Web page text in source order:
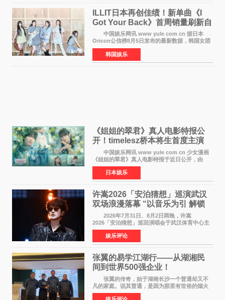
ILLIT日本再创佳绩！新单曲《I
Got Your Back》首周销量刷新自
身纪录
中国娱乐网讯 www yule com cn 据日本
Oricon公信榜8月5日发布的最新数据，韩国女团
ILLIT在日本发行的第二张单曲《I Got Your
Back》首周销量达到71,009张，成功跻身最新一
期周单曲排行
韩国娱乐
《姐姐的翠君》真人电影特报公
开！timelesz桥本将生首度主演
12月4日上映
中国娱乐网讯 www yule com cn 少女漫画
《姐姐的翠君》真人电影特报于近日公开，由
timelesz成员桥本将生担任主演，这也是他首次
担任电影主演，引发高度关注。 女高中生咲
苗翠（中岛瑠菜
日本娱乐
许嵩2026「安泊猜想」巡演武汉
双场浪漫落幕 “以音乐为引 解锁
江城记忆”
2026年7月31日、8月2日两晚，许嵩
2026「安泊猜想」巡回演唱会于武汉体育中心主
体育场盛大开唱。许嵩与数万歌迷在此相聚，从
浪漫惬意的舞台设计到充满诚意与惊喜的现场互
动，共同开启了一场关于
娱乐评论
张翼的易学江湖行——从湖湘民
间到世界500强企业！
张翼的传奇，始于湖南长沙一个普通却又不
凡的家庭。说其普通，是因为那里有世俗的烟火
气；说其不凡，是因为家中有一位洞悉天地玄机